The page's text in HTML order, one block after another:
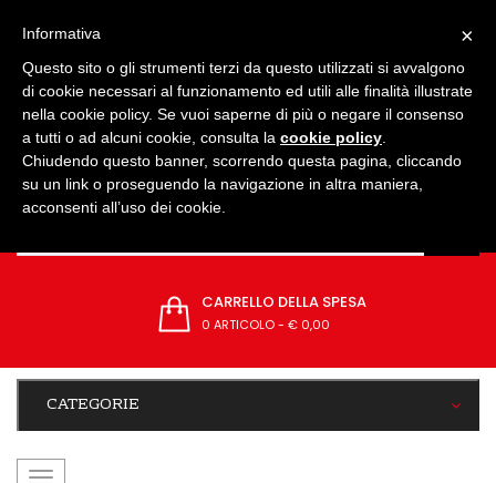
CARRELLO DELLA SPESA
0 ARTICOLO- € 0,00
CATEGORIE
×
Informativa
Questo sito o gli strumenti terzi da questo utilizzati si avvalgono
di cookie necessari al funzionamento ed utili alle finalità illustrate
nella cookie policy. Se vuoi saperne di più o negare il consenso
a tutti o ad alcuni cookie, consulta la cookie policy
Chiudendo questo banner, scorrendo questa pagina, cliccando
su un link o proseguendo la navigazione in altra maniera,
acconsenti all’uso dei cookie.